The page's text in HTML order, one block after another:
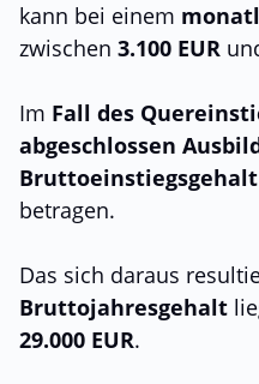
kann bei einem
zwischen 3.100 EUR
Im Fall des
abgeschlossen
Bruttoeinstiegsgehalt
betragen.
Das sich daraus
Bruttojahresgehalt
29.000 EUR.